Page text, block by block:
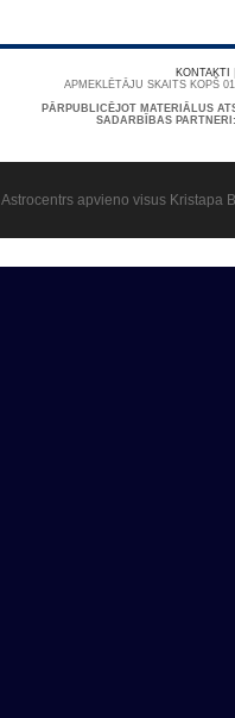
KONTAKTI
APMEKLĒTĀJU SKAITS KOPŠ
PĀRPUBLICĒJOT MATERIĀLUS
SADARBĪBAS
Astrocentrs apvieno visus Kristapa